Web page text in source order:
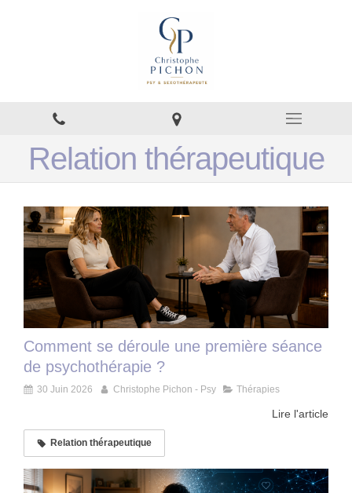
Relation thérapeutique
Comment se déroule une première séance
de psychothérapie ?
30 Juin 2026 Christophe Pichon - Psy Thérapies
Lire l'article
Relation thérapeutique